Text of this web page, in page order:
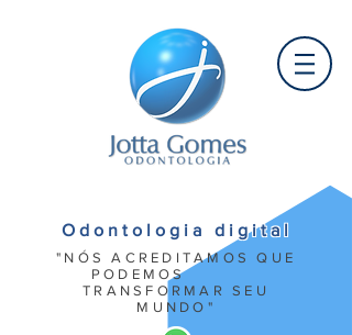
Odontologia digital
​"NÓS ACREDITAMOS QUE
PODEMOS
TRANSFORMAR SEU
MUNDO"